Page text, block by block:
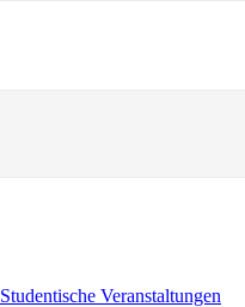
Studentische Veranstaltungen